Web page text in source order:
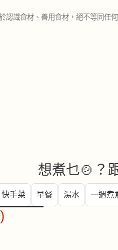
識食材、善用食材，絕不等同任
想煮乜🍲？
快手菜 早餐 湯水 一週煮